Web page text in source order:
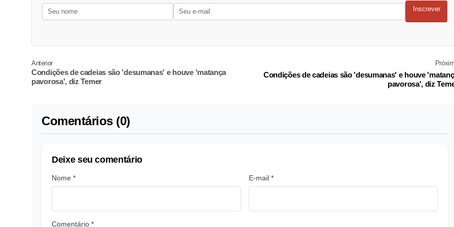
Inscrever
Anterior
Condições de cadeias são 'desumanas' e houve 'matança
pavorosa', diz Temer
Condições de cadeias são 'desumanas' e houve
pavorosa', diz
Comentários (0)
Deixe seu comentário
Nome * E-mail *
Comentário *